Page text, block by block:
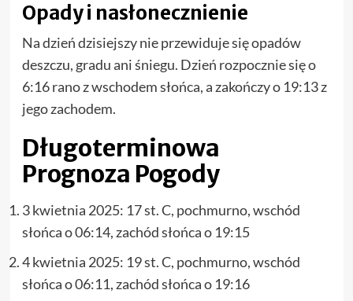
Opady i nasłonecznienie
Na dzień dzisiejszy nie przewiduje się opadów
deszczu, gradu ani śniegu. Dzień rozpocznie się o
6:16 rano z wschodem słońca, a zakończy o 19:13 z
jego zachodem.
Długoterminowa
Prognoza Pogody
3 kwietnia 2025: 17 st. C, pochmurno, wschód
słońca o 06:14, zachód słońca o 19:15
4 kwietnia 2025: 19 st. C, pochmurno, wschód
słońca o 06:11, zachód słońca o 19:16